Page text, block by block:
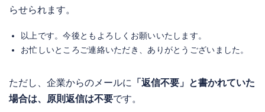
らせられます。
以上です。今後ともよろしくお願いいたします。
お忙しいところご連絡いただき、ありがとうございました。
ただし、企業からのメールに
「返信不要」と書かれていた
場合は、原則返信は不要です。